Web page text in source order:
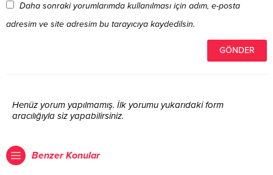
Daha sonraki yorumlarımda kullanılması için adım, e-posta
adresim ve site adresim bu tarayıcıya kaydedilsin.
Henüz yorum yapılmamış. İlk yorumu yukarıdaki form
aracılığıyla siz yapabilirsiniz.
Benzer Konular